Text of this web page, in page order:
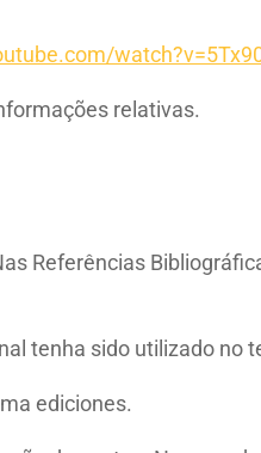
relativas.
Referências
tenha sido utilizado no
ediciones.